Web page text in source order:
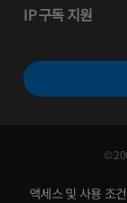
IP 구독 지원
©
액세스 및 사용 조건